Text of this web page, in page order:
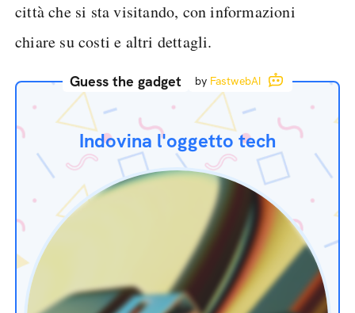
città che si sta visitando, con informazioni
chiare su costi e altri dettagli.
Guess the gadget by FastwebAI
Indovina l'oggetto tech